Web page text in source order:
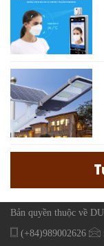
Bản quyền thuộc về
(+84)989002626